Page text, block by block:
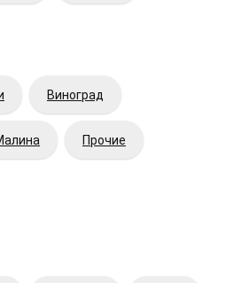
Виноград
Прочие